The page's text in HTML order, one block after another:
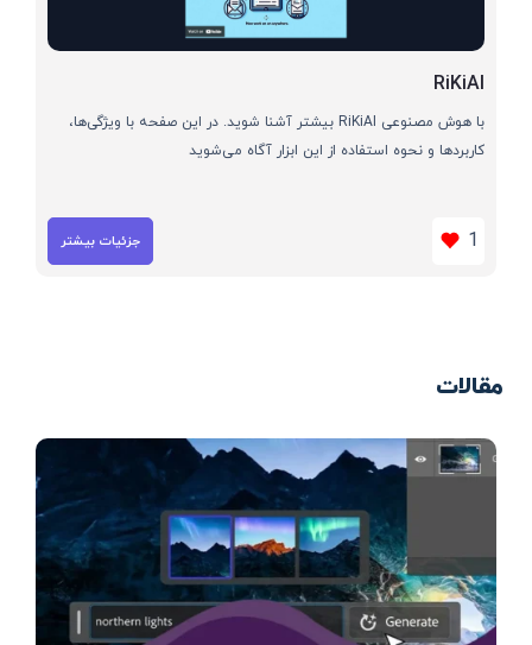
RiKiAI
با هوش مصنوعی RiKiAI بیشتر آشنا شوید. در این صفحه با ویژگی‌ها،
کاربردها و نحوه استفاده از این ابزار آگاه می‌شوید
1 جزئیات بیشتر
مقالات